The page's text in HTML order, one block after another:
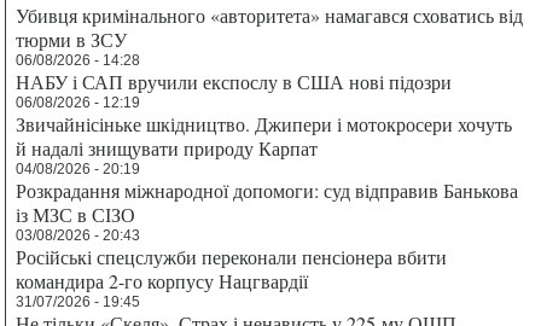
Убивця кримінального «авторитета» намагався сховатись від
тюрми в ЗСУ
06/08/2026 - 14:28
НАБУ і САП вручили експослу в США нові підозри
06/08/2026 - 12:19
Звичайнісіньке шкідництво. Джипери і мотокросери хочуть
й надалі знищувати природу Карпат
04/08/2026 - 20:19
Розкрадання міжнародної допомоги: суд відправив Банькова
із МЗС в СІЗО
03/08/2026 - 20:43
Російські спецслужби переконали пенсіонера вбити
командира 2-го корпусу Нацгвардії
31/07/2026 - 19:45